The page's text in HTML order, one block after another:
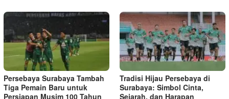
Persebaya Surabaya Tambah
Tiga Pemain Baru untuk
Persiapan Musim 100 Tahun
Tradisi Hijau Persebaya di
Surabaya: Simbol Cinta,
Sejarah, dan Harapan